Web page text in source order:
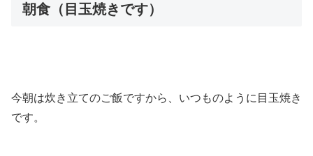
朝食（目玉焼きです）
今朝は炊き立てのご飯ですから、いつものように目玉焼き
です。